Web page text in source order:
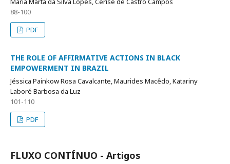
88-100
PDF
THE ROLE OF AFFIRMATIVE ACTIONS IN BLACK
EMPOWERMENT IN BRAZIL
Jéssica Painkow Rosa Cavalcante, Maurides Macêdo, Katariny
Laboré Barbosa da Luz
101-110
PDF
FLUXO CONTÍNUO - Artigos